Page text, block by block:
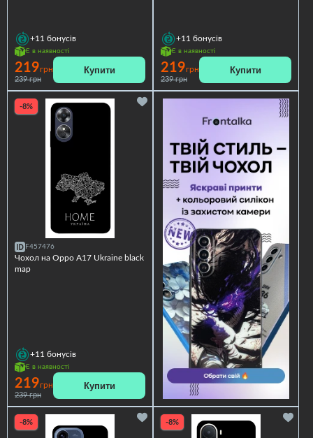
+11 бонусів
Є в наявності
219грн
239 грн
Купити
+11 бонусів
Є в наявності
219грн
239 грн
Купити
-8%
F457476
Чохол на Oppo A17 Ukraine black
map
+11 бонусів
Є в наявності
219грн
239 грн
Купити
-8% -8%